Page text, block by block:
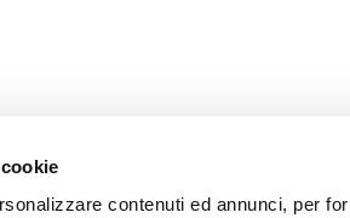
contenuti ed annunci, per